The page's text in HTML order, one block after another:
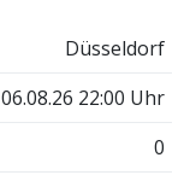
Düsseldorf
06.08.26 22:00 Uhr
0